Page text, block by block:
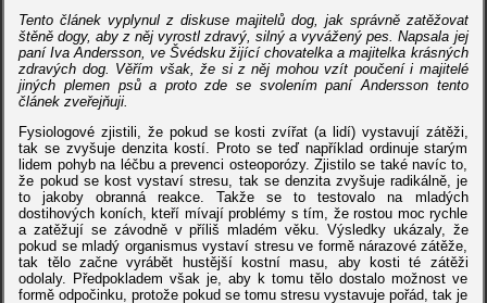
Tento článek vyplynul z diskuse majitelů dog, jak správně zatěžovat
štěně dogy, aby z něj vyrostl zdravý, silný a vyvážený pes. Napsala jej
paní Iva Andersson, ve Švédsku žijící chovatelka a majitelka krásných
zdravých dog. Věřím však, že si z něj mohou vzít poučení i majitelé
jiných plemen psů a proto zde se svolením paní Andersson tento
článek zveřejňuji.
Fysiologové zjistili, že pokud se kosti zvířat (a lidí) vystavují zátěži,
tak se zvyšuje denzita kostí. Proto se teď například ordinuje starým
lidem pohyb na léčbu a prevenci osteoporózy. Zjistilo se také navíc to,
že pokud se kost vystaví stresu, tak se denzita zvyšuje radikálně, je
to jakoby obranná reakce. Takže se to testovalo na mladých
dostihových koních, kteří mívají problémy s tím, že rostou moc rychle
a zatěžují se závodně v příliš mladém věku. Výsledky ukázaly, že
pokud se mladý organismus vystaví stresu ve formě nárazové zátěže,
tak tělo začne vyrábět hustější kostní masu, aby kosti té zátěži
odolaly. Předpokladem však je, aby k tomu tělo dostalo možnost ve
formě odpočinku, protože pokud se tomu stresu vystavuje pořád, tak je